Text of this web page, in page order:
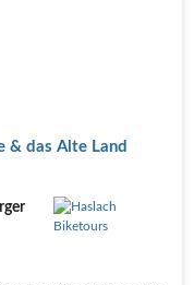
& das Alte Land